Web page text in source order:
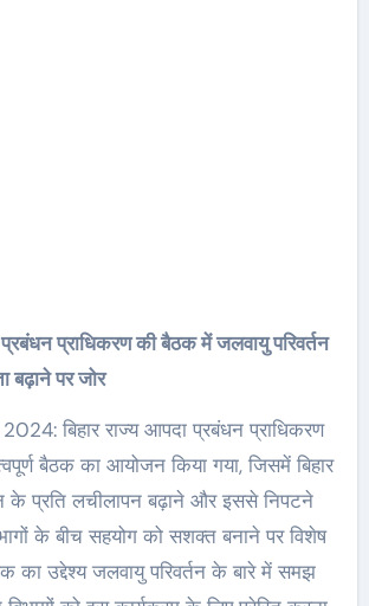
प्रबंधन प्राधिकरण की बैठक में जलवायु परिवर्तन
बढ़ाने पर जोर
बिहार राज्य आपदा प्रबंधन प्राधिकरण
बैठक का आयोजन किया गया, जिसमें बिहार
के प्रति लचीलापन बढ़ाने और इससे निपटने
के बीच सहयोग को सशक्त बनाने पर विशेष
का उद्देश्य जलवायु परिवर्तन के बारे में समझ